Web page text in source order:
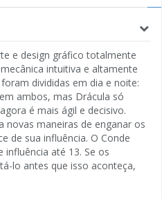
e design gráfico totalmente
intuitiva e altamente
divididas em dia e noite:
ambos, mas Drácula só
é mais ágil e decisivo.
novas maneiras de enganar os
de sua influência. O Conde
influência até 13. Se os
lo antes que isso aconteça,